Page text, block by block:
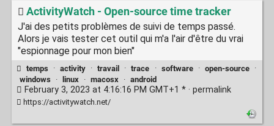
ActivityWatch - Open-source time tracker
J'ai des petits problèmes de suivi de temps passé.
Alors je vais tester cet outil qui m'a l'air d'être du vrai
"espionnage pour mon bien"
temps · activity · travail · trace · software · open-source
·
windows
· linux · macosx · android
February 3, 2023 at 4:16:16 PM GMT+1 * · permalink
https://activitywatch.net/